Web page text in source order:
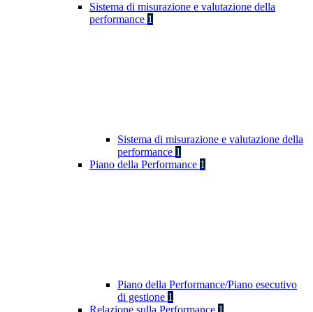
Sistema di misurazione e valutazione della
performance 1
Sistema di misurazione e valutazione della
performance 1
Piano della Performance 1
Piano della Performance/Piano esecutivo
di gestione 1